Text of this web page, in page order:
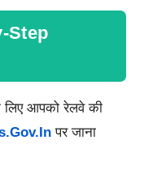
Step
लिए आपको रेलवे की
पर जाना